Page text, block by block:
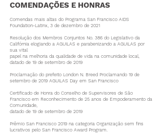
COMENDAÇÕES E HONRAS
Comendas mais altas do Programa San Francisco AIDS
Foundation-Latinx, 3 de dezembro de 2021
Resolução dos Membros Conjuntos No. 386 do Legislativo da
Califórnia elogiando a AGUILAS e parabenizando a AGUILAS por
sua vital
papel na melhoria da qualidade de vida na comunidade local,
datado de 19 de setembro de 2019
Proclamação do prefeito London N. Breed Proclamando 19 de
setembro de 2019 AGUILAS Day em San Francisco
Certificado de Honra do Conselho de Supervisores de São
Francisco em Reconhecimento de 25 anos de Empoderamento da
Comunidade,
datado de 19 de setembro de 2019
Prêmio San Francisco 2019 na categoria Organização sem fins
lucrativos pelo San Francisco Award Program.